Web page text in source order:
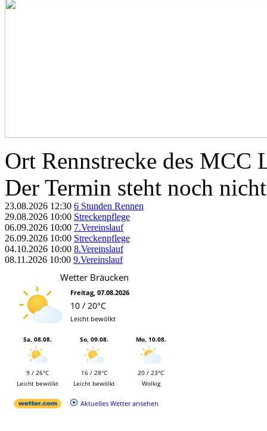
Ort Rennstrecke des MCC
Der Termin steht noch
23.08.2026 12:30 6 Stunden Rennen
29.08.2026 10:00 Streckenpflege
06.09.2026 10:00 7.Vereinslauf
26.09.2026 10:00 Streckenpflege
04.10.2026 10:00 8.Vereinslauf
08.11.2026 10:00 9.Vereinslauf
Wetter Bräucken
Freitag, 07.08.2026
10 / 20°C
Leicht bewölkt
Sa, 08.08.
9 / 26°C
Leicht bewölkt
So, 09.08.
16 / 28°C
Leicht bewölkt
Mo, 10.08.
20 / 23°C
Wolkig
Aktuelles Wetter ansehen